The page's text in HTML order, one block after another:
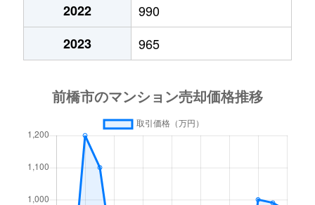
2022
990
2023
965